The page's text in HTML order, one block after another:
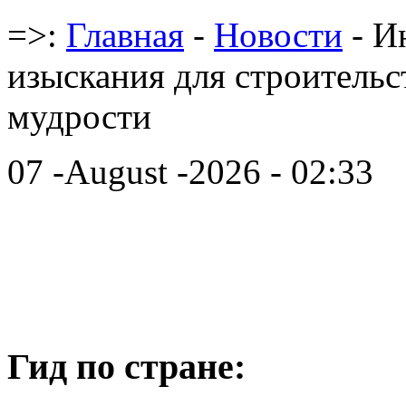
=>: Главная - Новости -
изыскания для
мудрости
07 -August -2026 - 02:33
Гид по стране: